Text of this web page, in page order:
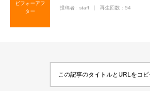
ビフォーアフ
ター
投稿者 : staff 再生回数：54
この記事のタイトルとURLをコピ